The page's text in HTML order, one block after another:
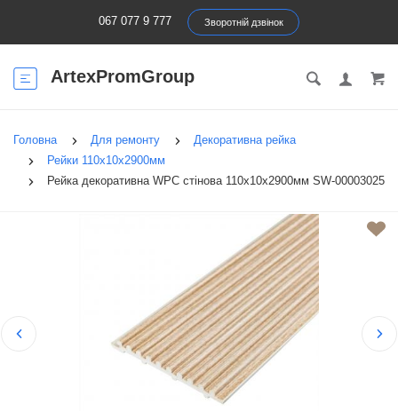
067 077 9 777 Зворотній дзвінок
ArtexPromGroup
Головна Для ремонту
Декоративна рейка
Рейки 110х10х2900мм
Рейка декоративна WPC стінова 110х10х2900мм SW-00003025